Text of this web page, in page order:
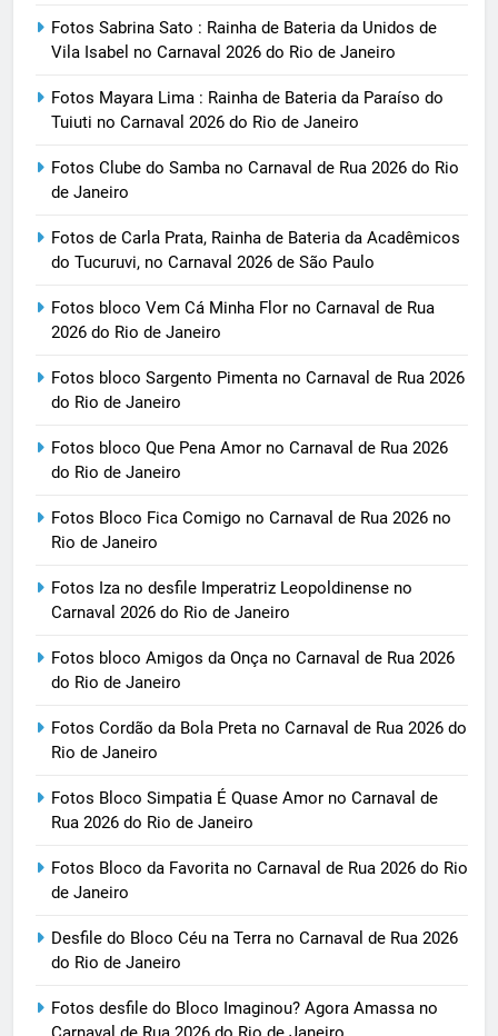
Fotos Sabrina Sato : Rainha de Bateria da Unidos de
Vila Isabel no Carnaval 2026 do Rio de Janeiro
Fotos Mayara Lima : Rainha de Bateria da Paraíso do
Tuiuti no Carnaval 2026 do Rio de Janeiro
Fotos Clube do Samba no Carnaval de Rua 2026 do Rio
de Janeiro
Fotos de Carla Prata, Rainha de Bateria da Acadêmicos
do Tucuruvi, no Carnaval 2026 de São Paulo
Fotos bloco Vem Cá Minha Flor no Carnaval de Rua
2026 do Rio de Janeiro
Fotos bloco Sargento Pimenta no Carnaval de Rua 2026
do Rio de Janeiro
Fotos bloco Que Pena Amor no Carnaval de Rua 2026
do Rio de Janeiro
Fotos Bloco Fica Comigo no Carnaval de Rua 2026 no
Rio de Janeiro
Fotos Iza no desfile Imperatriz Leopoldinense no
Carnaval 2026 do Rio de Janeiro
Fotos bloco Amigos da Onça no Carnaval de Rua 2026
do Rio de Janeiro
Fotos Cordão da Bola Preta no Carnaval de Rua 2026 do
Rio de Janeiro
Fotos Bloco Simpatia É Quase Amor no Carnaval de
Rua 2026 do Rio de Janeiro
Fotos Bloco da Favorita no Carnaval de Rua 2026 do Rio
de Janeiro
Desfile do Bloco Céu na Terra no Carnaval de Rua 2026
do Rio de Janeiro
Fotos desfile do Bloco Imaginou? Agora Amassa no